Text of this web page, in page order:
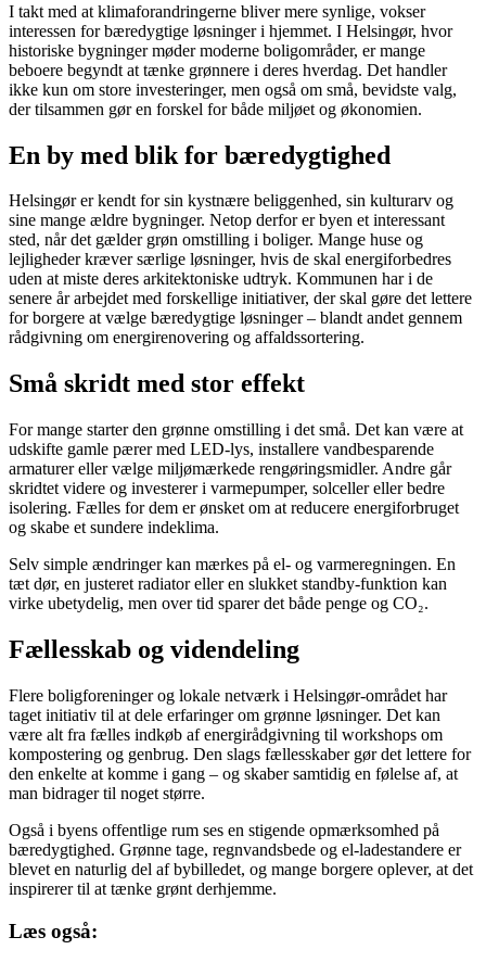
I takt med at klimaforandringerne bliver mere synlige, vokser
interessen for bæredygtige løsninger i hjemmet. I Helsingør, hvor
historiske bygninger møder moderne boligområder, er mange
beboere begyndt at tænke grønnere i deres hverdag. Det handler
ikke kun om store investeringer, men også om små, bevidste valg,
der tilsammen gør en forskel for både miljøet og økonomien.
En by med blik for bæredygtighed
Helsingør er kendt for sin kystnære beliggenhed, sin kulturarv og
sine mange ældre bygninger. Netop derfor er byen et interessant
sted, når det gælder grøn omstilling i boliger. Mange huse og
lejligheder kræver særlige løsninger, hvis de skal energiforbedres
uden at miste deres arkitektoniske udtryk. Kommunen har i de
senere år arbejdet med forskellige initiativer, der skal gøre det lettere
for borgere at vælge bæredygtige løsninger – blandt andet gennem
rådgivning om energirenovering og affaldssortering.
Små skridt med stor effekt
For mange starter den grønne omstilling i det små. Det kan være at
udskifte gamle pærer med LED-lys, installere vandbesparende
armaturer eller vælge miljømærkede rengøringsmidler. Andre går
skridtet videre og investerer i varmepumper, solceller eller bedre
isolering. Fælles for dem er ønsket om at reducere energiforbruget
og skabe et sundere indeklima.
Selv simple ændringer kan mærkes på el- og varmeregningen. En
tæt dør, en justeret radiator eller en slukket standby-funktion kan
virke ubetydelig, men over tid sparer det både penge og CO₂.
Fællesskab og videndeling
Flere boligforeninger og lokale netværk i Helsingør-området har
taget initiativ til at dele erfaringer om grønne løsninger. Det kan
være alt fra fælles indkøb af energirådgivning til workshops om
kompostering og genbrug. Den slags fællesskaber gør det lettere for
den enkelte at komme i gang – og skaber samtidig en følelse af, at
man bidrager til noget større.
Også i byens offentlige rum ses en stigende opmærksomhed på
bæredygtighed. Grønne tage, regnvandsbede og el-ladestandere er
blevet en naturlig del af bybilledet, og mange borgere oplever, at det
inspirerer til at tænke grønt derhjemme.
Læs også: